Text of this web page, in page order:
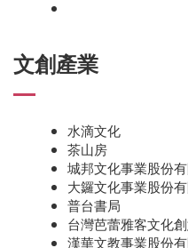
文創產業
水滴文化
茶山房
城邦文化事業股份
大鑼文化事業股份
普台書局
台灣芭蕾雅客文化
漢華文教事業股份